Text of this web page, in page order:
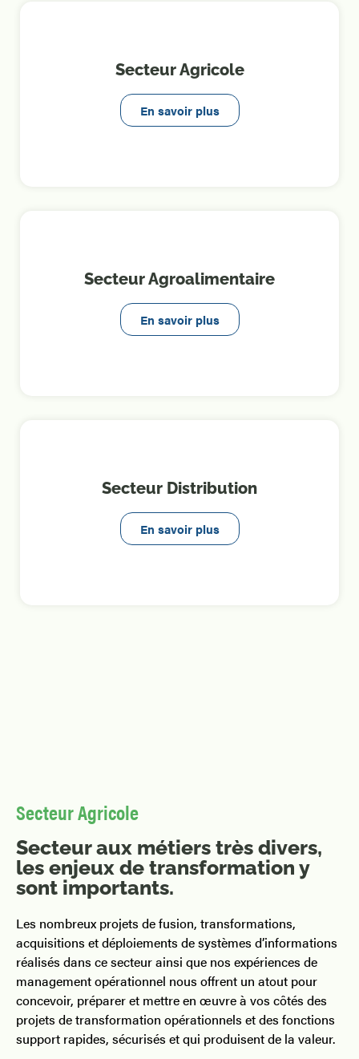
Secteur Agricole
En savoir plus
Secteur Agroalimentaire
En savoir plus
Secteur Distribution
En savoir plus
Secteur Agricole
Secteur aux métiers très divers,
les enjeux de transformation y
sont importants.
Les nombreux projets de fusion, transformations,
acquisitions et déploiements de systèmes d’informations
réalisés dans ce secteur ainsi que nos expériences de
management opérationnel nous offrent un atout pour
concevoir, préparer et mettre en œuvre à vos côtés des
projets de transformation opérationnels et des fonctions
support rapides, sécurisés et qui produisent de la valeur.